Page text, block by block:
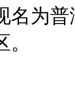
名为